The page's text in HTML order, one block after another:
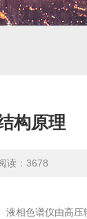
构原理
：3678
色谱仪由高